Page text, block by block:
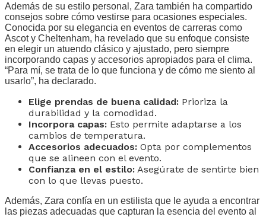
Además de su estilo personal, Zara también ha compartido
consejos sobre cómo vestirse para ocasiones especiales.
Conocida por su elegancia en eventos de carreras como
Ascot y Cheltenham, ha revelado que su enfoque consiste
en elegir un atuendo clásico y ajustado, pero siempre
incorporando capas y accesorios apropiados para el clima.
“Para mí, se trata de lo que funciona y de cómo me siento al
usarlo”, ha declarado.
Elige prendas de buena calidad: Prioriza la
durabilidad y la comodidad.
Incorpora capas: Esto permite adaptarse a los
cambios de temperatura.
Accesorios adecuados: Opta por complementos
que se alineen con el evento.
Confianza en el estilo: Asegúrate de sentirte bien
con lo que llevas puesto.
Además, Zara confía en un estilista que le ayuda a encontrar
las piezas adecuadas que capturan la esencia del evento al